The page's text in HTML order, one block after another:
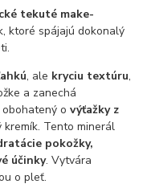
tekuté make-
ktoré spájajú dokonalý
, ale kryciu textúru,
a zanechá
obohatený ovýťažky z
Tento minerál
pokožky,
účinky. Vytvára
o pleť.